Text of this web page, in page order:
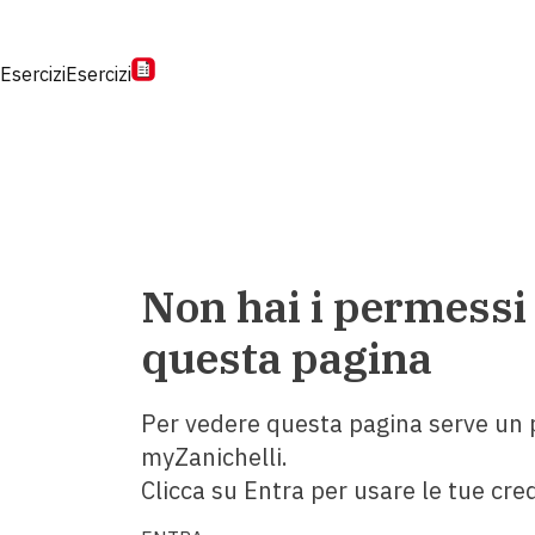
EserciziEsercizi
Non hai i
questa pagina
Per vedere questa pagina serve un
myZanichelli.
Clicca su Entra per usare le tue